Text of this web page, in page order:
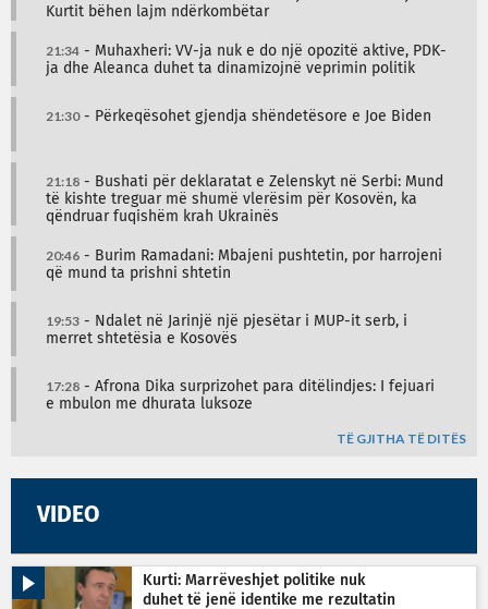
Kurtit bëhen lajm ndërkombëtar
21:34 - Muhaxheri: VV-ja nuk e do një opozitë aktive, PDK-
ja dhe Aleanca duhet ta dinamizojnë veprimin politik
21:30- Përkeqësohet gjendja shëndetësore e Joe Biden
21:18 - Bushati për deklaratat e Zelenskyt në Serbi: Mund
të kishte treguar më shumë vlerësim për Kosovën, ka
qëndruar fuqishëm krah Ukrainës
20:46 - Burim Ramadani: Mbajeni pushtetin, por harrojeni
që mund ta prishni shtetin
19:53 - Ndalet në Jarinjë një pjesëtar i MUP-it serb, i
merret shtetësia e Kosovës
17:28 - Afrona Dika surprizohet para ditëlindjes: I fejuari
e mbulon me dhurata luksoze
TË GJITHA TË DITËS
VIDEO
Kurti: Marrëveshjet politike nuk
duhet të jenë identike me rezultatin